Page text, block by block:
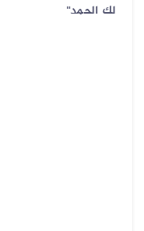
لك الحمد"